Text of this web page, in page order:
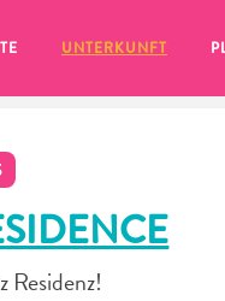
UNTERKUNFT